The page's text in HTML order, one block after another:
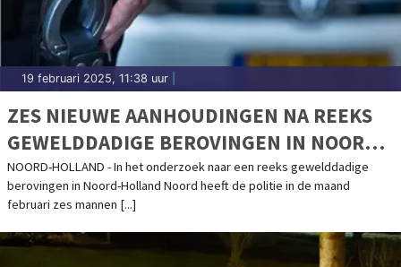
19 februari 2025, 11:38 uur
ZES NIEUWE AANHOUDINGEN NA REEKS
GEWELDDADIGE BEROVINGEN IN NOORD-
HOLLAND NOORD
NOORD-HOLLAND - In het onderzoek naar een reeks gewelddadige
berovingen in Noord-Holland Noord heeft de politie in de maand
februari zes mannen [...]